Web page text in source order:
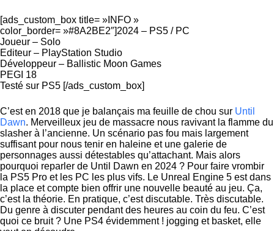
[ads_custom_box title= »INFO »
color_border= »#8A2BE2″]2024 – PS5 / PC
Joueur – Solo
Editeur – PlayStation Studio
Développeur – Ballistic Moon Games
PEGI 18
Testé sur PS5 [/ads_custom_box]
C’est en 2018 que je balançais ma feuille de chou sur Until
Dawn. Merveilleux jeu de massacre nous ravivant la flamme du
slasher à l’ancienne. Un scénario pas fou mais largement
suffisant pour nous tenir en haleine et une galerie de
personnages aussi détestables qu’attachant. Mais alors
pourquoi reparler de Until Dawn en 2024 ? Pour faire vrombir
la PS5 Pro et les PC les plus vifs. Le Unreal Engine 5 est dans
la place et compte bien offrir une nouvelle beauté au jeu. Ça,
c’est la théorie. En pratique, c’est discutable. Très discutable.
Du genre à discuter pendant des heures au coin du feu. C’est
quoi ce bruit ? Une PS4 évidemment ! jogging et basket, elle